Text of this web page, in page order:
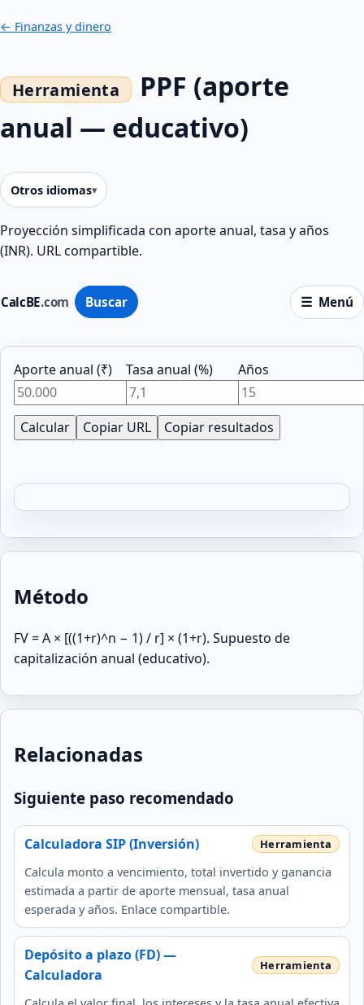
CalcBE.com Buscar Menú
← Finanzas y dinero
PPF (aporte
anual — educativo)
Otros idiomas
Proyección simplificada con aporte anual, tasa y años
(INR). URL compartible.
Aporte anual (₹) Tasa anual (%) Años
Calcular Copiar URL Copiar resultados
Método
FV = A × [((1+r)^n − 1) / r] × (1+r). Supuesto de
capitalización anual (educativo).
Relacionadas
Siguiente paso recomendado
Calculadora SIP (Inversión)
Calcula monto a vencimiento, total invertido y ganancia
estimada a partir de aporte mensual, tasa anual
esperada y años. Enlace compartible.
Depósito a plazo (FD) —
Calculadora